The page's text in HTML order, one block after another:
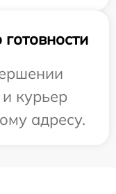
курьер
адресу.